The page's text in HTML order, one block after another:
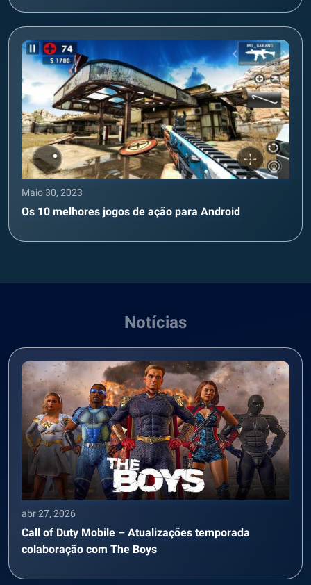
Maio 30, 2023
Os 10 melhores jogos de ação para Android
Notícias
abr 27, 2026
Call of Duty Mobile – Atualizações temporada
colaboração com The Boys